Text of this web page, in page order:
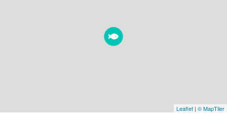
Leaflet | © MapTiler